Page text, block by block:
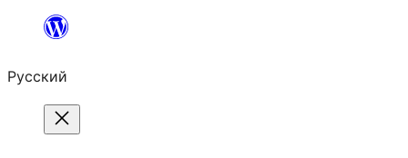
Перейти
содержимому
Русский